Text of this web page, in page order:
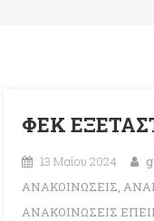
ΦΕΚ
13 Μαΐου 2024
ΑΝΑΚΟΙΝΩΣΕΙΣ,
ΑΝΑΚΟΙΝΩΣΕΙΣ